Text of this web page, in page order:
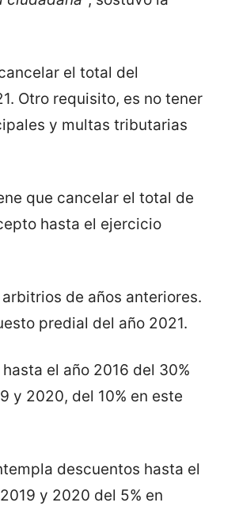
el total del
Otro requisito, es no tener
y multas tributarias
que cancelar el total de
hasta el ejercicio
de años anteriores.
predial del año 2021.
el año 2016 del 30%
y 2020, del 10% en este
descuentos hasta el
y 2020 del 5% en